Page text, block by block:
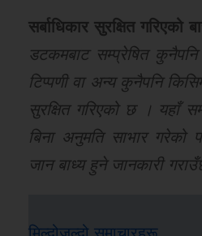
सर्बाधिकार सुरक्षित गरिएको
डटकमबाट सम्प्रेषित
टिप्पणी वा अन्य कुनैपनि
सुरक्षित गरिएको छ । यहाँ
बिना अनुमति साभार गरेको
जान बाध्य हुने जानकारी